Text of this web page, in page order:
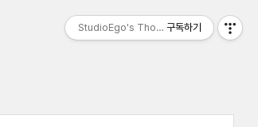
StudioEgo's Thoughts, seasonⅡ
구독하기